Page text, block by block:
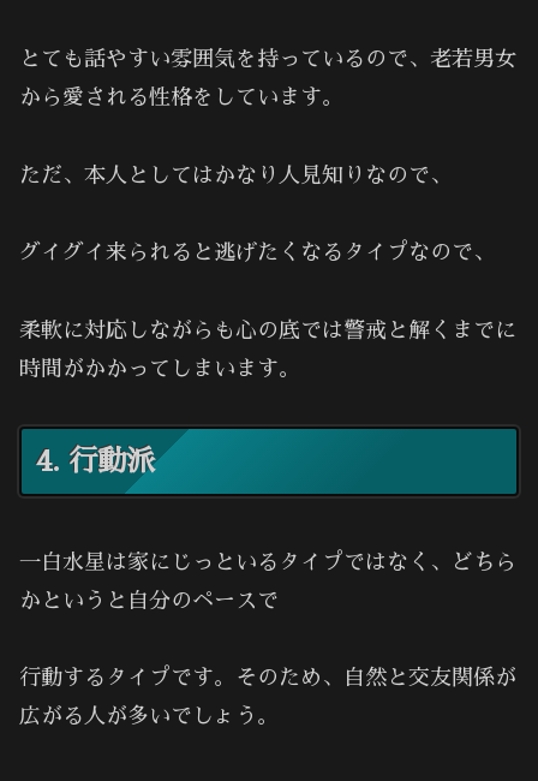
とても話やすい雰囲気を持っているので、老若男女
から愛される性格をしています。
ただ、本人としてはかなり人見知りなので、
グイグイ来られると逃げたくなるタイプなので、
柔軟に対応しながらも心の底では警戒と解くまでに
時間がかかってしまいます。
4. 行動派
一白水星は家にじっといるタイプではなく、どちら
かというと自分のペースで
行動するタイプです。そのため、自然と交友関係が
広がる人が多いでしょう。